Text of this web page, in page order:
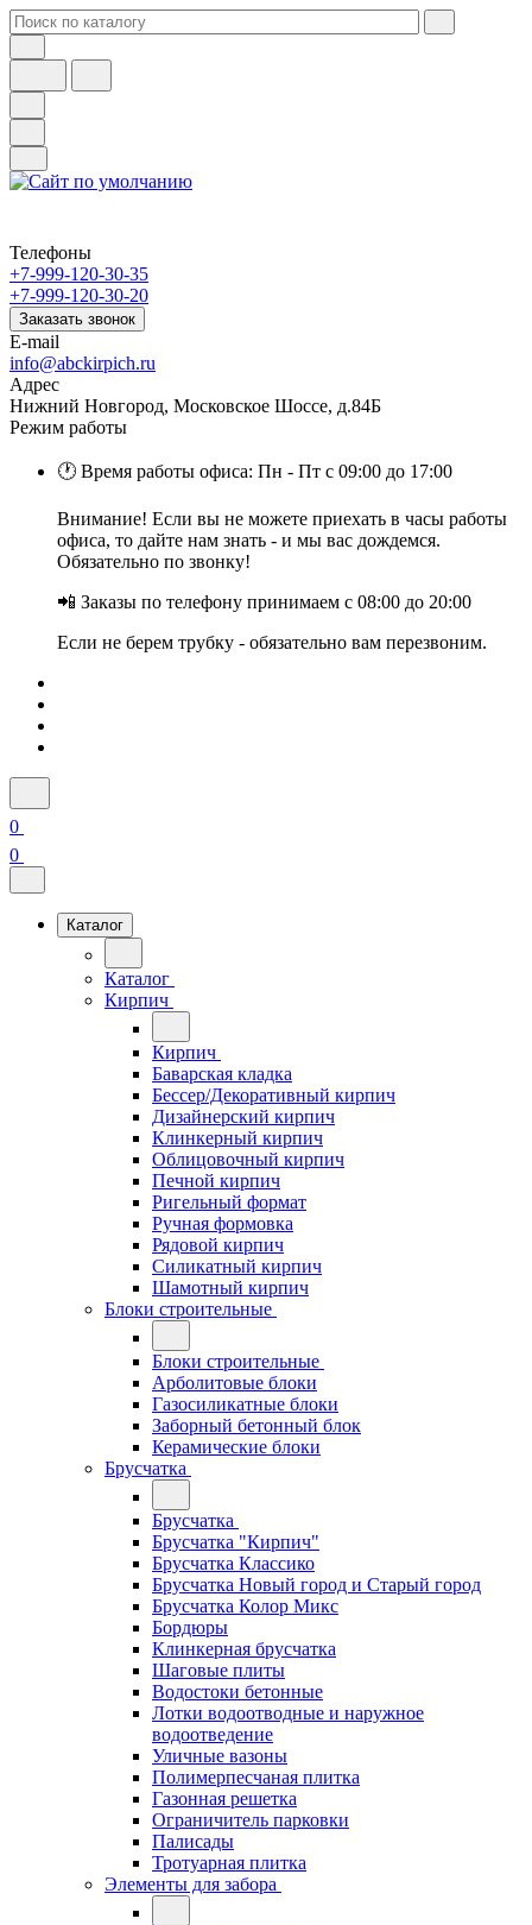
Телефоны
+7-999-120-30-35
+7-999-120-30-20
Заказать звонок
E-mail
info@abckirpich.ru
Адрес
Нижний Новгород, Московское Шоссе, д.84Б
Режим работы
🕐 Время работы офиса: Пн - Пт с 09:00 до 17:00
Внимание! Если вы не можете приехать в часы работы
офиса, то дайте нам знать - и мы вас дождемся.
Обязательно по звонку!
📲 Заказы по телефону принимаем с 08:00 до 20:00
Если не берем трубку - обязательно вам перезвоним.
0
0
Каталог
Каталог
Кирпич
Кирпич
Баварская кладка
Бессер/Декоративный кирпич
Дизайнерский кирпич
Клинкерный кирпич
Облицовочный кирпич
Печной кирпич
Ригельный формат
Ручная формовка
Рядовой кирпич
Силикатный кирпич
Шамотный кирпич
Блоки строительные
Блоки строительные
Арболитовые блоки
Газосиликатные блоки
Заборный бетонный блок
Керамические блоки
Брусчатка
Брусчатка
Брусчатка "Кирпич"
Брусчатка Классико
Брусчатка Новый город и Старый город
Брусчатка Колор Микс
Бордюры
Клинкерная брусчатка
Шаговые плиты
Водостоки бетонные
Лотки водоотводные и наружное
водоотведение
Уличные вазоны
Полимерпесчаная плитка
Газонная решетка
Ограничитель парковки
Палисады
Тротуарная плитка
Элементы для забора